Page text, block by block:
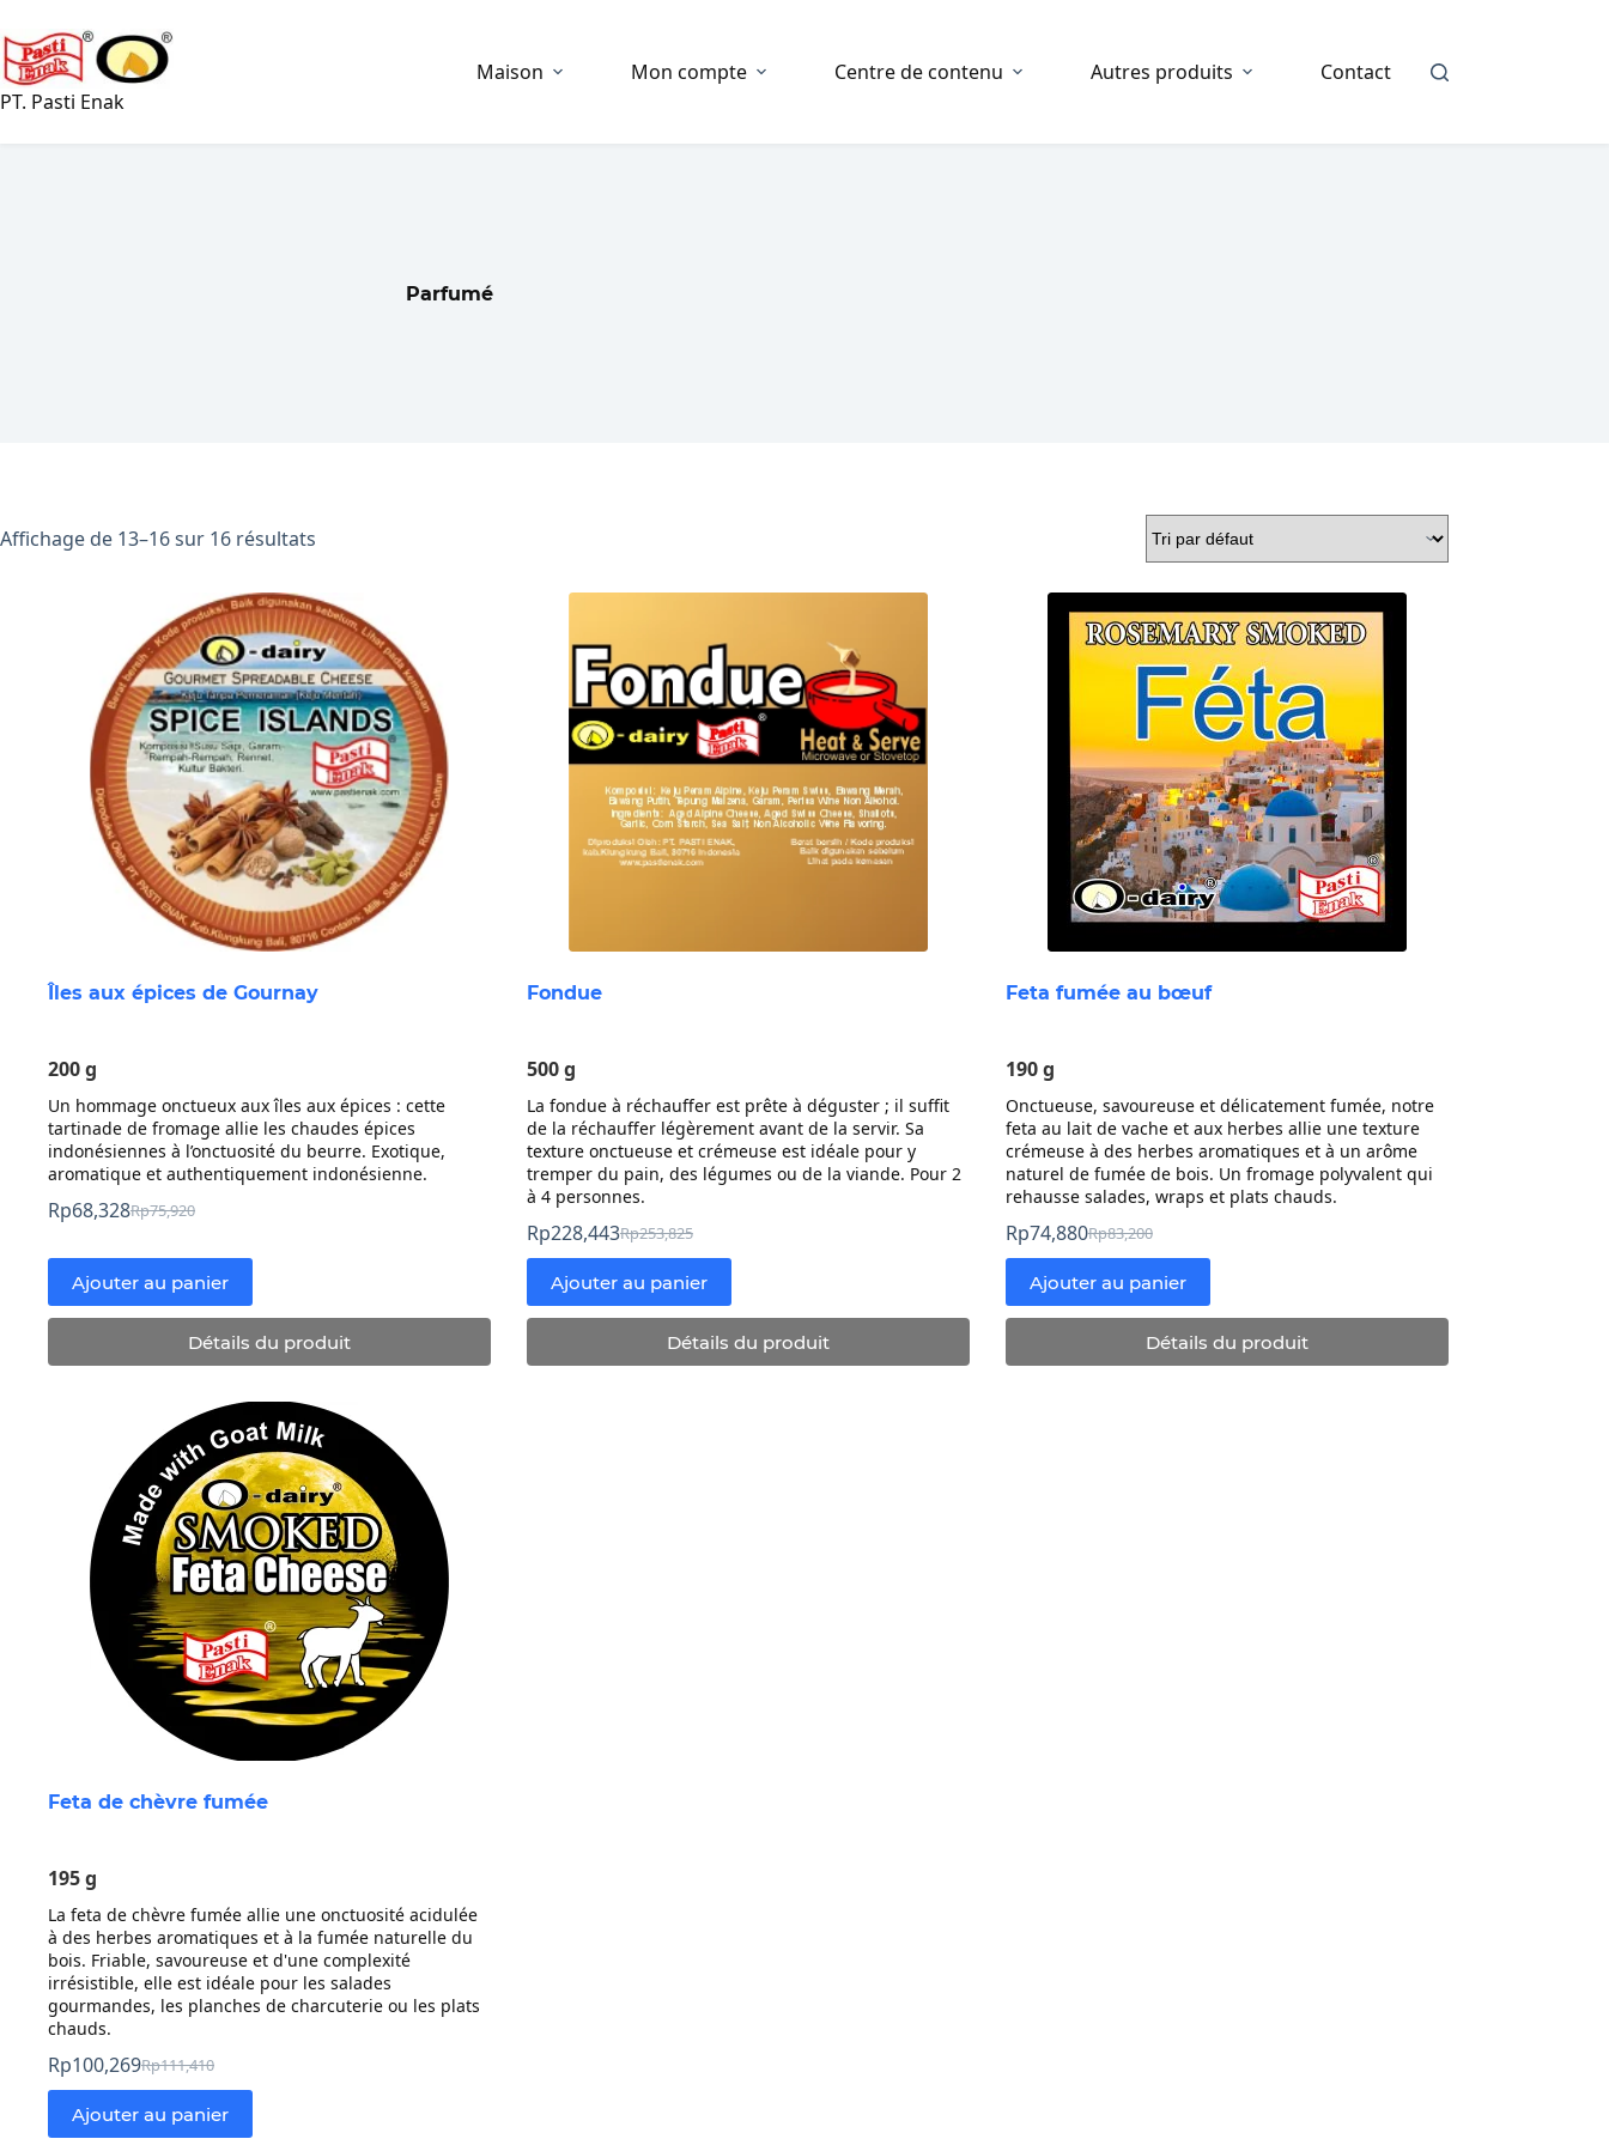
au
contenu
PT. Pasti Enak
Maison Mon compte Centre de contenu Autres produits Contact
Parfumé
Affichage de 13–16 sur 16 résultats
Îles aux épices de Gournay
200 g
Un hommage onctueux aux îles aux épices : cette
tartinade de fromage allie les chaudes épices
indonésiennes à l’onctuosité du beurre. Exotique,
aromatique et authentiquement indonésienne.
Rp75,920
Prix
:
Rp75,920.
Rp68,328Prix
:
Rp68,328.
Ajouter au panier
Détails du produit
Fondue
500 g
La fondue à réchauffer est prête à déguster ; il suffit
de la réchauffer légèrement avant de la servir. Sa
texture onctueuse et crémeuse est idéale pour y
tremper du pain, des légumes ou de la viande. Pour 2
à 4 personnes.
Rp253,825
Prix
:
Rp253,825.
Rp228,443Prix
:
Rp228,443.
Ajouter au panier
Détails du produit
Feta fumée au bœuf
190 g
Onctueuse, savoureuse et délicatement fumée, notre
feta au lait de vache et aux herbes allie une texture
crémeuse à des herbes aromatiques et à un arôme
naturel de fumée de bois. Un fromage polyvalent qui
rehausse salades, wraps et plats chauds.
Rp83,200
Prix
:
Rp83,200.
Rp74,880Prix
:
Rp74,880.
Ajouter au panier
Détails du produit
Feta de chèvre fumée
195 g
La feta de chèvre fumée allie une onctuosité acidulée
à des herbes aromatiques et à la fumée naturelle du
bois. Friable, savoureuse et d'une complexité
irrésistible, elle est idéale pour les salades
gourmandes, les planches de charcuterie ou les plats
chauds.
Rp111,410
Prix
:
Rp100,269Prix
:
Ajouter au panier